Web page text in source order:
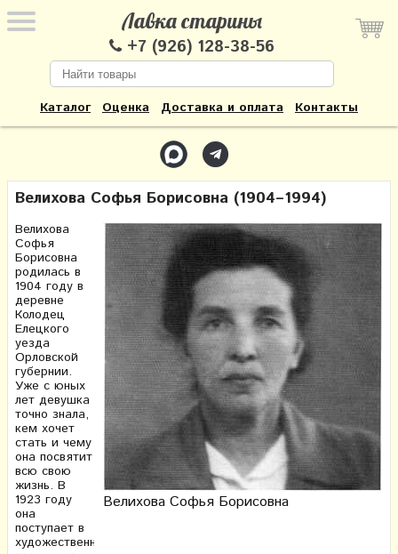
Лавка старины
+7 (926) 128-38-56
Каталог Оценка Доставка и оплата Контакты
Велихова Софья Борисовна (1904–1994)
Велихова Софья Борисовна
Велихова
Софья
Борисовна
родилась в
1904 году в
деревне
Колодец
Елецкого
уезда
Орловской
губернии.
Уже с юных
лет девушка
точно знала,
кем хочет
стать и чему
она посвятит
всю свою
жизнь. В
1923 году
она
поступает в
художественно-